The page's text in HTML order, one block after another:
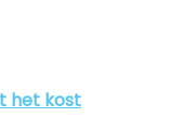
het kost